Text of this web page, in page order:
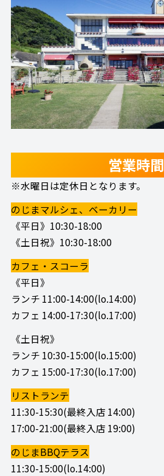
営業時間
※水曜日は定休日となります。
のじまマルシェ、ベーカリー
《平日》10:30-18:00
《土日祝》10:30-18:00
カフェ・スコーラ
《平日》
ランチ 11:00-14:00(lo.14:00)
カフェ 14:00-17:30(lo.17:00)
《土日祝》
ランチ 10:30-15:00(lo.15:00)
カフェ 15:00-17:30(lo.17:00)
リストランテ
11:30-15:30(最終入店 14:00)
17:00-21:00(最終入店 19:00)
のじまBBQテラス
11:30-15:00(lo.14:00)